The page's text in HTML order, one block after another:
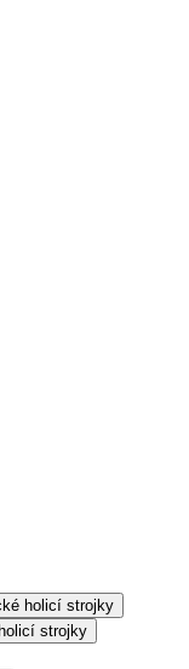
holicí strojky
strojky